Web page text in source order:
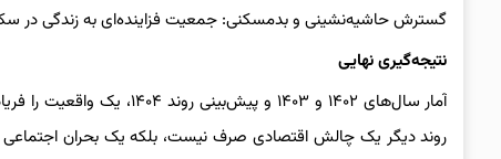
گسترش حاشیه‌نشینی و بدمسکنی: جمعیت فزاینده‌ای به زندگی در
نتیجه‌گیری نهایی
آمار سال‌های ۱۴۰۲ و ۱۴۰۳ و
روند دیگر یک چالش اقتصادی صرف نیست، بلکه یک بحران اجتماعی